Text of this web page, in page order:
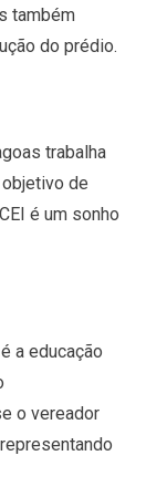
também
do prédio.
trabalha
de
é um sonho
a educação
o vereador